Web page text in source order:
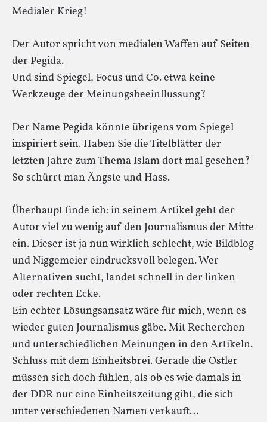
Medialer Krieg!
Der Autor spricht von medialen Waffen auf Seiten
der Pegida.
Und sind Spiegel, Focus und Co. etwa keine
Werkzeuge der Meinungsbeeinflussung?
Der Name Pegida könnte übrigens vom Spiegel
inspiriert sein. Haben Sie die Titelblätter der
letzten Jahre zum Thema Islam dort mal gesehen?
So schürrt man Ängste und Hass.
Überhaupt finde ich: in seinem Artikel geht der
Autor viel zu wenig auf den Journalismus der Mitte
ein. Dieser ist ja nun wirklich schlecht, wie Bildblog
und Niggemeier eindrucksvoll belegen. Wer
Alternativen sucht, landet schnell in der linken
oder rechten Ecke.
Ein echter Lösungsansatz wäre für mich, wenn es
wieder guten Journalismus gäbe. Mit Recherchen
und unterschiedlichen Meinungen in den Artikeln.
Schluss mit dem Einheitsbrei. Gerade die Ostler
müssen sich doch fühlen, als ob es wie damals in
der DDR nur eine Einheitszeitung gibt, die sich
unter verschiedenen Namen verkauft…